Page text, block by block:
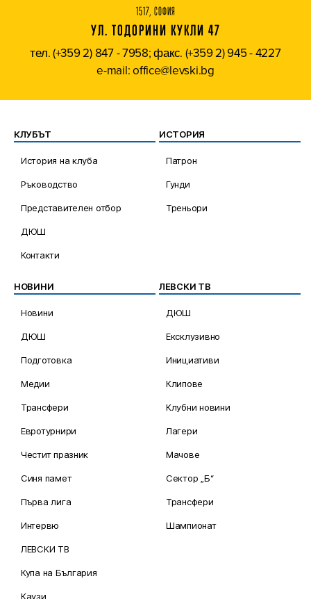
1517, СОФИЯ
УЛ. ТОДОРИНИ КУКЛИ 47
тел. (+359 2) 847 - 7958; факс. (+359 2) 945 - 4227
e-mail: office@levski.bg
КЛУБЪТ
История на клуба
Ръководство
Представителен отбор
ДЮШ
Контакти
ИСТОРИЯ
Патрон
Гунди
Треньори
НОВИНИ
Новини
ДЮШ
Подготовка
Медии
Трансфери
Евротурнири
Честит празник
Синя памет
Първа лига
Интервю
ЛЕВСКИ ТВ
Купа на България
Каузи
ЛЕВСКИ ТВ
ДЮШ
Ексклузивно
Инициативи
Клипове
Клубни новини
Лагери
Мачове
Сектор „Б“
Трансфери
Шампионат